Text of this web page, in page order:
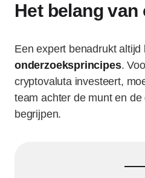
Het belang van
Een expert benadrukt altijd
onderzoeksprincipes.
cryptovaluta investeert,
team achter de munt en
begrijpen.